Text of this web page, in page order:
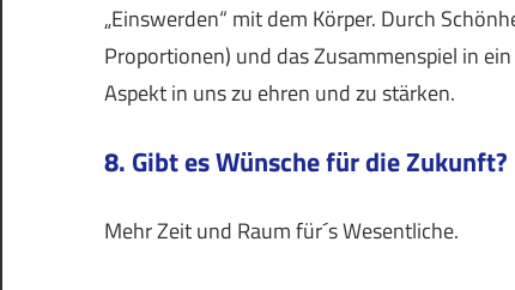
„Einswerden“ mit dem Körper. Durch
Proportionen) und das Zusammenspiel in
Aspekt in uns zu ehren und zu stärken.
8. Gibt es Wünsche für die Zukunft?
Mehr Zeit und Raum für´s Wesentliche.